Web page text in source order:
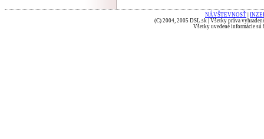
NÁVŠTEVNOSŤ
(C) 2004, 2005 DSL.sk | Všetky práva
Všetky uvedené informácie sú